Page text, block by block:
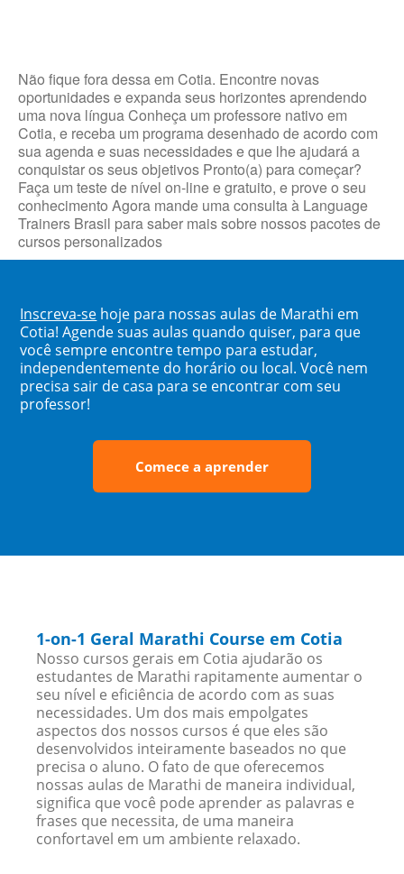
Não fique fora dessa em Cotia. Encontre novas
oportunidades e expanda seus horizontes aprendendo
uma nova língua Conheça um professore nativo em
Cotia, e receba um programa desenhado de acordo com
sua agenda e suas necessidades e que lhe ajudará a
conquistar os seus objetivos Pronto(a) para começar?
Faça um teste de nível on-line e gratuito, e prove o seu
conhecimento Agora mande uma consulta à Language
Trainers Brasil para saber mais sobre nossos pacotes de
cursos personalizados
Inscreva-se hoje para nossas aulas de Marathi em
Cotia! Agende suas aulas quando quiser, para que
você sempre encontre tempo para estudar,
independentemente do horário ou local. Você nem
precisa sair de casa para se encontrar com seu
professor!
Comece a aprender
1-on-1 Geral Marathi Course em Cotia
Nosso cursos gerais em Cotia ajudarão os
estudantes de Marathi rapitamente aumentar o
seu nível e eficiência de acordo com as suas
necessidades. Um dos mais empolgates
aspectos dos nossos cursos é que eles são
desenvolvidos inteiramente baseados no que
precisa o aluno. O fato de que oferecemos
nossas aulas de Marathi de maneira individual,
significa que você pode aprender as palavras e
frases que necessita, de uma maneira
confortavel em um ambiente relaxado.